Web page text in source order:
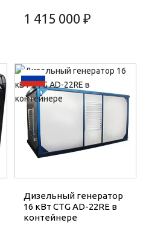
1 415 000 ₽
Дизельный генератор
16 кВт CTG AD-22RE в
контейнере